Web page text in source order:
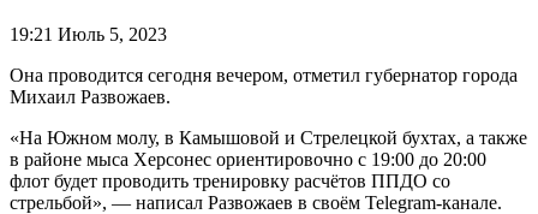
19:21 Июль 5, 2023
Она проводится сегодня вечером, отметил губернатор города
Михаил Развожаев.
«На Южном молу, в Камышовой и Стрелецкой бухтах, а также
в районе мыса Херсонес ориентировочно с 19:00 до 20:00
флот будет проводить тренировку расчётов ППДО со
стрельбой», — написал Развожаев в своём Telegram-канале.